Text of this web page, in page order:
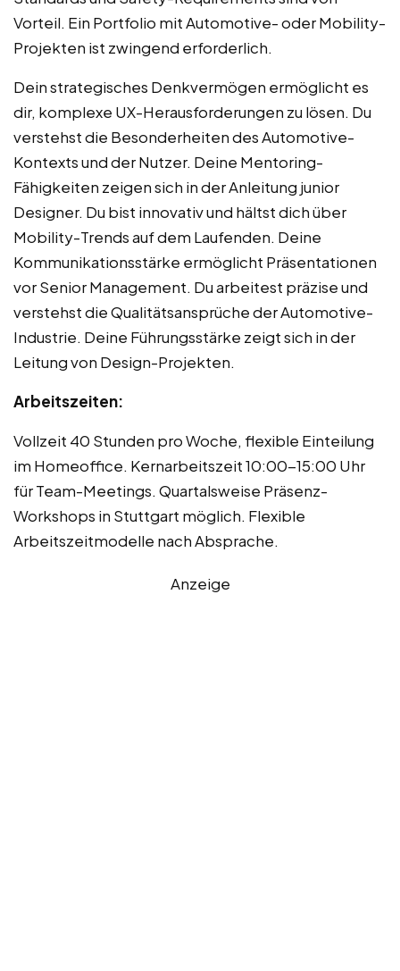
Vorteil. Ein Portfolio mit Automotive- oder Mobility-
Projekten ist zwingend erforderlich.
Dein strategisches Denkvermögen ermöglicht es
dir, komplexe UX-Herausforderungen zu lösen. Du
verstehst die Besonderheiten des Automotive-
Kontexts und der Nutzer. Deine Mentoring-
Fähigkeiten zeigen sich in der Anleitung junior
Designer. Du bist innovativ und hältst dich über
Mobility-Trends auf dem Laufenden. Deine
Kommunikationsstärke ermöglicht Präsentationen
vor Senior Management. Du arbeitest präzise und
verstehst die Qualitätsansprüche der Automotive-
Industrie. Deine Führungsstärke zeigt sich in der
Leitung von Design-Projekten.
Arbeitszeiten:
Vollzeit 40 Stunden pro Woche, flexible Einteilung
im Homeoffice. Kernarbeitszeit 10:00-15:00 Uhr
für Team-Meetings. Quartalsweise Präsenz-
Workshops in Stuttgart möglich. Flexible
Arbeitszeitmodelle nach Absprache.
Anzeige